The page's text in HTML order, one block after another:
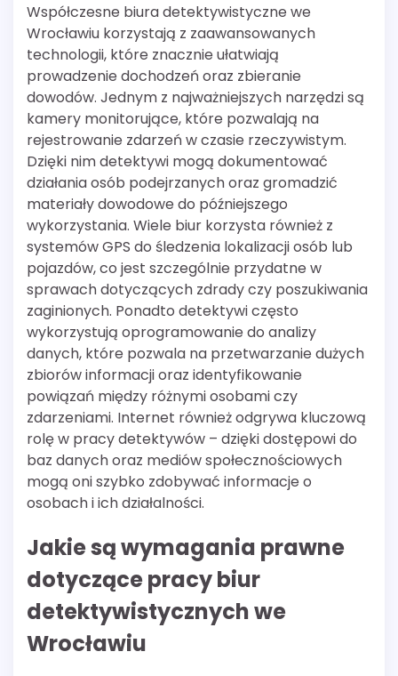
Współczesne biura detektywistyczne we
Wrocławiu korzystają z zaawansowanych
technologii, które znacznie ułatwiają
prowadzenie dochodzeń oraz zbieranie
dowodów. Jednym z najważniejszych narzędzi są
kamery monitorujące, które pozwalają na
rejestrowanie zdarzeń w czasie rzeczywistym.
Dzięki nim detektywi mogą dokumentować
działania osób podejrzanych oraz gromadzić
materiały dowodowe do późniejszego
wykorzystania. Wiele biur korzysta również z
systemów GPS do śledzenia lokalizacji osób lub
pojazdów, co jest szczególnie przydatne w
sprawach dotyczących zdrady czy poszukiwania
zaginionych. Ponadto detektywi często
wykorzystują oprogramowanie do analizy
danych, które pozwala na przetwarzanie dużych
zbiorów informacji oraz identyfikowanie
powiązań między różnymi osobami czy
zdarzeniami. Internet również odgrywa kluczową
rolę w pracy detektywów – dzięki dostępowi do
baz danych oraz mediów społecznościowych
mogą oni szybko zdobywać informacje o
osobach i ich działalności.
Jakie są wymagania prawne
dotyczące pracy biur
detektywistycznych we
Wrocławiu